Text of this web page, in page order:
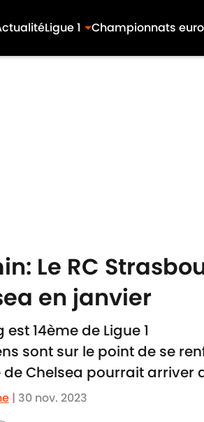
Ligue 1 Championnats
Le RC
en janvier
14ème de Ligue 1
sont sur le point de se
de Chelsea pourrait arriver
| 30 nov. 2023